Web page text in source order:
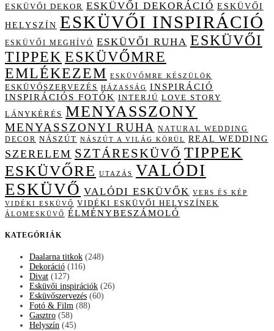
ESKÜVŐI DEKOR ESKÜVŐI DEKORÁCIÓ ESKÜVŐI
HELYSZÍN ESKÜVŐI INSPIRÁCIÓ
ESKÜVŐI MEGHÍVÓ ESKÜVŐI RUHA ESKÜVŐI
TIPPEK ESKÜVŐMRE
EMLÉKEZEM ESKÜVŐMRE KÉSZÜLÖK
ESKÜVŐSZERVEZÉS HÁZASSÁG INSPIRÁCIÓ
INSPIRÁCIÓS FOTÓK INTERJÚ LOVE STORY
LÁNYKÉRÉS MENYASSZONY
MENYASSZONYI RUHA
NATURAL WEDDING
DECOR NÁSZÚT NÁSZÚT A VILÁG KÖRÜL REAL WEDDING
SZERELEM SZTÁRESKÜVŐ TIPPEK
ESKÜVŐRE
UTAZÁS VALÓDI
ESKÜVŐ VALÓDI ESKÜVŐK VERS ÉS KÉP
VIDÉKI ESKÜVŐ VIDÉKI ESKÜVŐI HELYSZÍNEK
ÁLOMESKÜVŐ ÉLMÉNYBESZÁMOLÓ
KATEGÓRIÁK
Daalarna titkok (248)
Dekoráció (116)
Divat (127)
Esküvői inspirációk (26)
Esküvőszervezés (60)
Fotó & Film (88)
Gasztro (58)
Helyszín (45)